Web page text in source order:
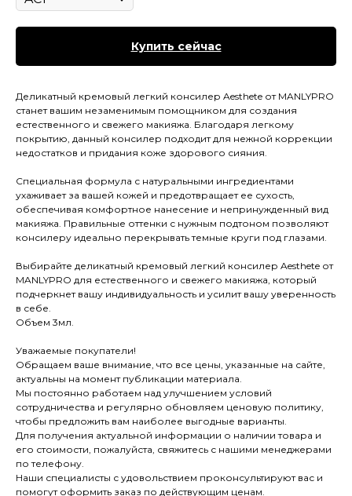
Купить сейчас
Деликатный кремовый легкий консилер Aesthete от MANLYPRO
станет вашим незаменимым помощником для создания
естественного и свежего макияжа. Благодаря легкому
покрытию, данный консилер подходит для нежной коррекции
недостатков и придания коже здорового сияния.
Специальная формула с натуральными ингредиентами
ухаживает за вашей кожей и предотвращает ее сухость,
обеспечивая комфортное нанесение и непринужденный вид
макияжа. Правильные оттенки с нужным подтоном позволяют
консилеру идеально перекрывать темные круги под глазами.
Выбирайте деликатный кремовый легкий консилер Aesthete от
MANLYPRO для естественного и свежего макияжа, который
подчеркнет вашу индивидуальность и усилит вашу уверенность
в себе.
Объем 3мл.
Уважаемые покупатели!
Обращаем ваше внимание, что все цены, указанные на сайте,
актуальны на момент публикации материала.
Мы постоянно работаем над улучшением условий
сотрудничества и регулярно обновляем ценовую политику,
чтобы предложить вам наиболее выгодные варианты.
Для получения актуальной информации о наличии товара и
его стоимости, пожалуйста, свяжитесь с нашими менеджерами
по телефону.
Наши специалисты с удовольствием проконсультируют вас и
помогут оформить заказ по действующим ценам.